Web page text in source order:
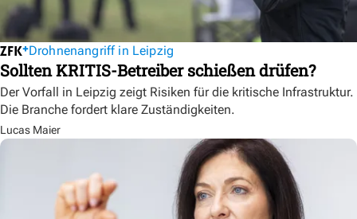
Drohnenangriff in Leipzig
Sollten KRITIS-Betreiber schießen drüfen?
Der Vorfall in Leipzig zeigt Risiken für die kritische Infrastruktur.
Die Branche fordert klare Zuständigkeiten.
Lucas Maier